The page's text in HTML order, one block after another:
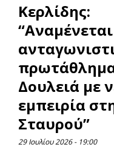
Κερλίδης:
Δουλειά με
εμπειρία
Σταυρού”
29 Ιουλίου 2026 19:00